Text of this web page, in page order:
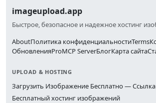
imageupload.app
Быстрое, безопасное и надежное хостинг
AboutПолитика конфиденциальностиTerms
ОбновленияProMCP ServerБлогКарта сайта
UPLOAD & HOSTING
Загрузить Изображение Бесплатно —
Бесплатный хостинг изображений